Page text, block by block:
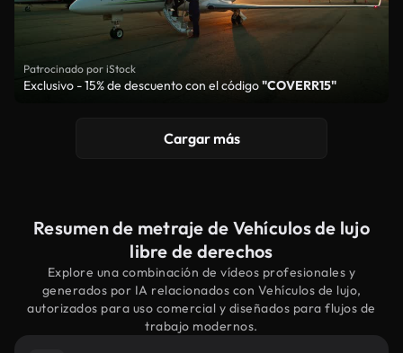
Patrocinado por iStock
Exclusivo - 15% de descuento con el código"COVERR15"
Cargar más
Resumen de metraje de Vehículos de lujo
libre de derechos
Explore una combinación de vídeos profesionales y
generados por IA relacionados con Vehículos de lujo,
autorizados para uso comercial y diseñados para flujos de
trabajo modernos.